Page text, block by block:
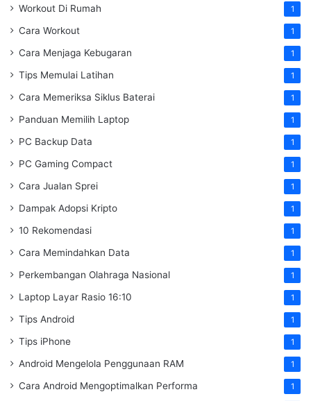
Workout Di Rumah 1
Cara Workout 1
Cara Menjaga Kebugaran 1
Tips Memulai Latihan 1
Cara Memeriksa Siklus Baterai 1
Panduan Memilih Laptop 1
PC Backup Data 1
PC Gaming Compact 1
Cara Jualan Sprei 1
Dampak Adopsi Kripto 1
10 Rekomendasi 1
Cara Memindahkan Data 1
Perkembangan Olahraga Nasional 1
Laptop Layar Rasio 16:10 1
Tips Android 1
Tips iPhone 1
Android Mengelola Penggunaan RAM 1
Cara Android Mengoptimalkan Performa 1